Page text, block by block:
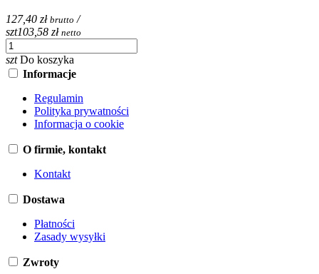
127,40 zł brutto /
szt103,58 zł netto
szt Do koszyka
Informacje
Regulamin
Polityka prywatności
Informacja o cookie
O firmie, kontakt
Kontakt
Dostawa
Płatności
Zasady wysyłki
Zwroty